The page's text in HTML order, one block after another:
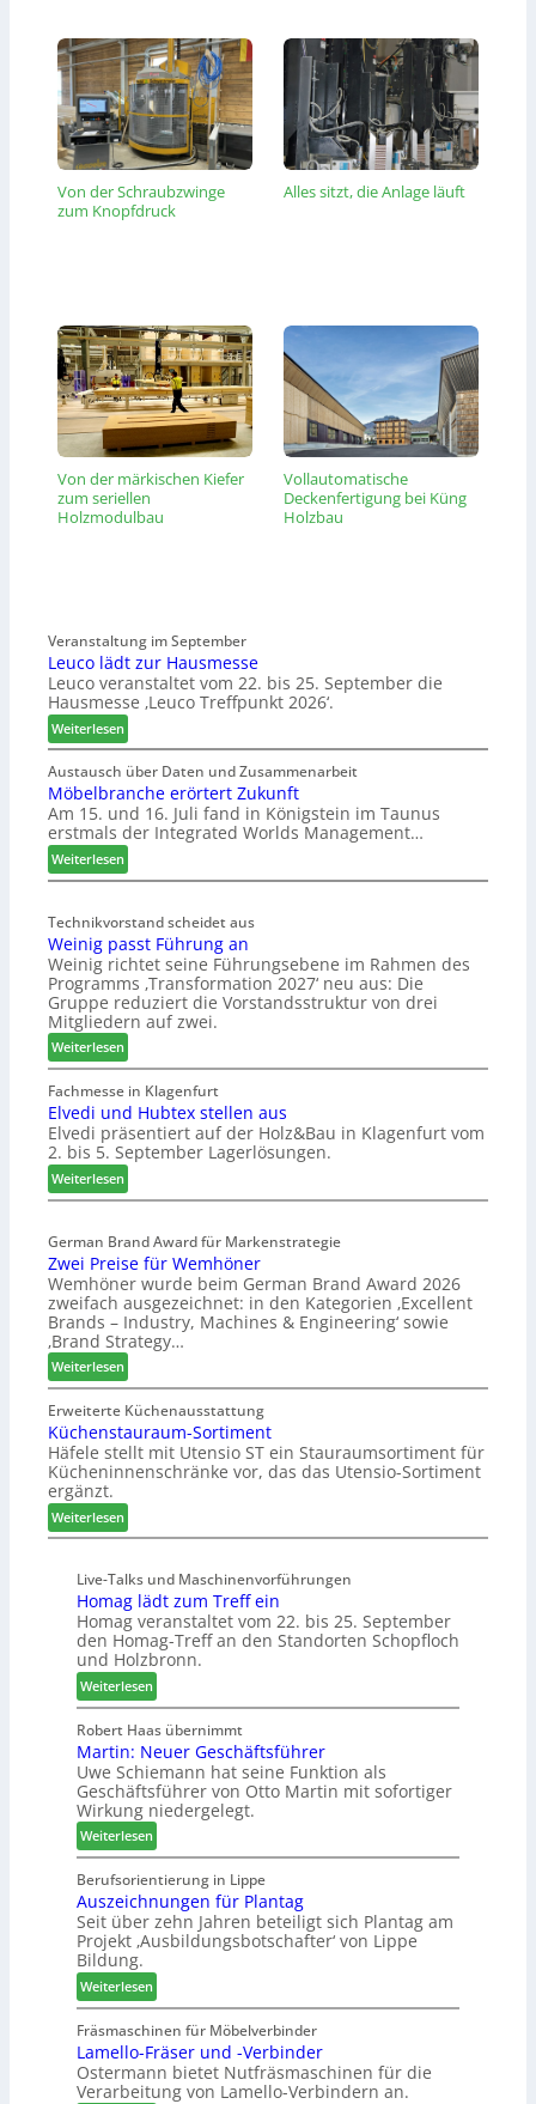
Von der Schraubzwinge
zum Knopfdruck
Alles sitzt, die Anlage läuft
Von der märkischen Kiefer
zum seriellen
Holzmodulbau
Vollautomatische
Deckenfertigung bei Küng
Holzbau
Veranstaltung im September
Leuco lädt zur Hausmesse
Leuco veranstaltet vom 22. bis 25. September die
Hausmesse ‚Leuco Treffpunkt 2026‘.
Weiterlesen:
L
e
u
c
o
ä
t
z
u
r
H
a
u
s
m
e
s
s
e
Austausch über Daten und Zusammenarbeit
Möbelbranche erörtert Zukunft
Am 15. und 16. Juli fand in Königstein im Taunus
erstmals der Integrated Worlds Management…
Weiterlesen:
M
b
e
l
b
r
a
n
c
h
e
e
r
ö
r
e
r
t
Z
u
k
u
f
t
Technikvorstand scheidet aus
Weinig passt Führung an
Weinig richtet seine Führungsebene im Rahmen des
Programms ‚Transformation 2027‘ neu aus: Die
Gruppe reduziert die Vorstandsstruktur von drei
Mitgliedern auf zwei.
Weiterlesen:
W
e
i
n
i
p
s
s
t
F
ü
h
r
u
n
g
a
n
Fachmesse in Klagenfurt
Elvedi und Hubtex stellen aus
Elvedi präsentiert auf der Holz&Bau in Klagenfurt vom
2. bis 5. September Lagerlösungen.
Weiterlesen:
E
v
e
d
i
u
n
d
H
u
b
t
e
x
s
t
l
l
e
n
a
u
German Brand Award für Markenstrategie
Zwei Preise für Wemhöner
Wemhöner wurde beim German Brand Award 2026
zweifach ausgezeichnet: in den Kategorien ‚Excellent
Brands – Industry, Machines & Engineering‘ sowie
‚Brand Strategy…
Weiterlesen:
Z
w
e
i
P
e
i
e
f
ü
r
W
e
m
h
ö
n
e
r
Erweiterte Küchenausstattung
Küchenstauraum-Sortiment
Häfele stellt mit Utensio ST ein Stauraumsortiment für
Kücheninnenschränke vor, das das Utensio-Sortiment
ergänzt.
Weiterlesen:
K
c
h
e
n
s
t
a
u
r
a
u
m
-
S
o
r
t
i
m
e
n
t
Live-Talks und Maschinenvorführungen
Homag lädt zum Treff ein
Homag veranstaltet vom 22. bis 25. September
den Homag-Treff an den Standorten Schopfloch
und Holzbronn.
Weiterlesen:
H
o
m
a
g
l
ä
d
t
z
u
m
r
e
f
f
e
i
Robert Haas übernimmt
Martin: Neuer Geschäftsführer
Uwe Schiemann hat seine Funktion als
Geschäftsführer von Otto Martin mit sofortiger
Wirkung niedergelegt.
Weiterlesen:
M
a
r
t
i
:
N
e
u
e
r
Berufsorientierung in Lippe
Auszeichnungen für Plantag
Seit über zehn Jahren beteiligt sich Plantag am
Projekt ‚Ausbildungsbotschafter‘ von Lippe
Bildung.
Weiterlesen:
A
u
s
z
e
Fräsmaschinen für Möbelverbinder
Lamello-Fräser und -Verbinder
Ostermann bietet Nutfräsmaschinen für die
Verarbeitung von Lamello-Verbindern an.